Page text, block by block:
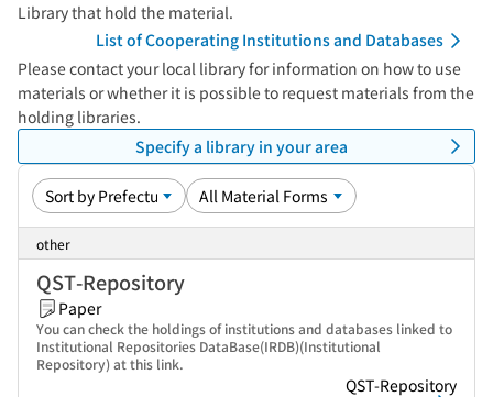
Library that hold the material.
List of Cooperating Institutions and Databases
Please contact your local library for information on how to use
materials or whether it is possible to request materials from the
holding libraries.
Specify a library in your area
other
QST-Repository
Paper
You can check the holdings of institutions and databases linked to
Institutional Repositories DataBase(IRDB)(Institutional
Repository) at this link.
QST-Repository